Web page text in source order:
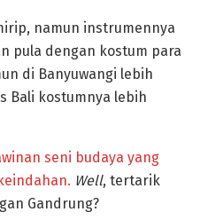
namun instrumennya
pula dengan kostum para
di Banyuwangi lebih
Bali kostumnya lebih
seni budaya yang
Well, tertarik
Gandrung?